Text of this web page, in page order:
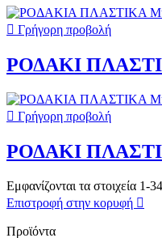
 Γρήγορη προβολή
ΡΟΔΑΚΙ
 Γρήγορη προβολή
ΡΟΔΑΚΙ
Εμφανίζονται τα στοιχεία 1-
Επιστροφή στην κορυφή 
Προϊόντα